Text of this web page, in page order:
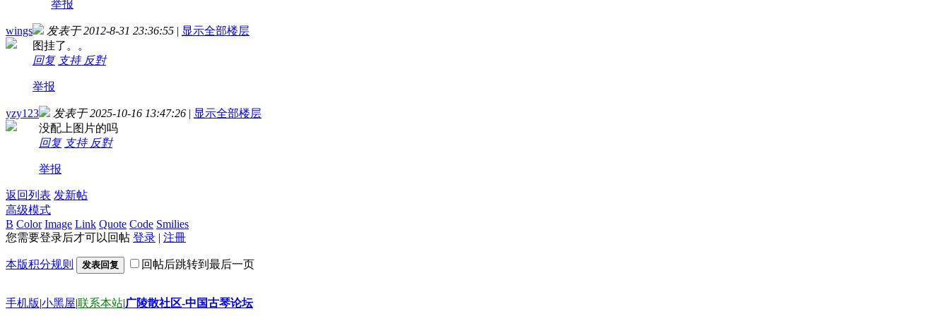
举报
wings 发表于 2012-8-31 23:36:55 | 显示全部楼层
图挂了。。
回复 支持 反對
举报
yzy123 发表于 2025-10-16 13:47:26 | 显示全部楼层
没配上图片的吗
回复 支持 反對
举报
返回列表 发新帖
高级模式
B Color Image Link Quote Code Smilies
您需要登录后才可以回帖 登录 | 注冊
本版积分规则 发表回复 回帖后跳转到最后一页
手机版|小黑屋|联系本站|广陵散社区-中国古琴论坛